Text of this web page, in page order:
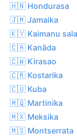
🇭🇳 Hondurasa
🇯🇲 Jamaika
🇰🇾 Kaimanu
🇨🇦 Kanāda
🇨🇼 Kirasao
🇨🇷 Kostarika
🇨🇺 Kuba
🇲🇶 Martinika
🇲🇽 Meksika
🇲🇸 Montserrata